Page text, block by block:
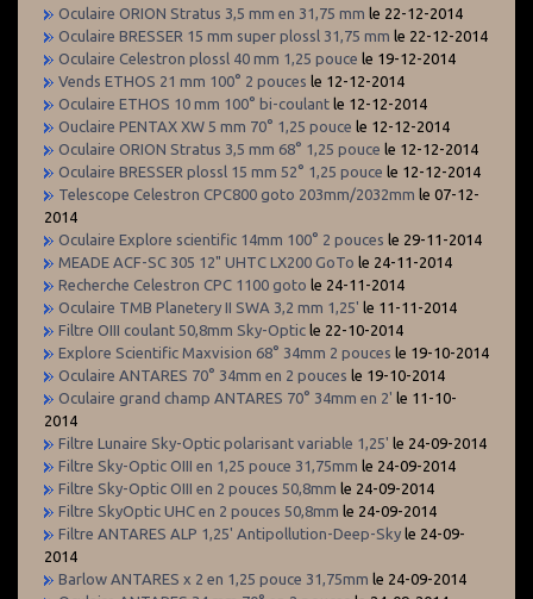
Oculaire ORION Stratus 3,5 mm en 31,75 mm le 22-12-2014
Oculaire BRESSER 15 mm super plossl 31,75 mm le 22-12-2014
Oculaire Celestron plossl 40 mm 1,25 pouce le 19-12-2014
Vends ETHOS 21 mm 100° 2 pouces le 12-12-2014
Oculaire ETHOS 10 mm 100° bi-coulant le 12-12-2014
Ouclaire PENTAX XW 5 mm 70° 1,25 pouce le 12-12-2014
Oculaire ORION Stratus 3,5 mm 68° 1,25 pouce le 12-12-2014
Oculaire BRESSER plossl 15 mm 52° 1,25 pouce le 12-12-2014
Telescope Celestron CPC800 goto 203mm/2032mm le 07-12-
2014
Oculaire Explore scientific 14mm 100° 2 pouces le 29-11-2014
MEADE ACF-SC 305 12" UHTC LX200 GoTo le 24-11-2014
Recherche Celestron CPC 1100 goto le 24-11-2014
Oculaire TMB Planetery II SWA 3,2 mm 1,25' le 11-11-2014
Filtre OIII coulant 50,8mm Sky-Optic le 22-10-2014
Explore Scientific Maxvision 68° 34mm 2 pouces le 19-10-2014
Oculaire ANTARES 70° 34mm en 2 pouces le 19-10-2014
Oculaire grand champ ANTARES 70° 34mm en 2' le 11-10-
2014
Filtre Lunaire Sky-Optic polarisant variable 1,25' le 24-09-2014
Filtre Sky-Optic OIII en 1,25 pouce 31,75mm le 24-09-2014
Filtre Sky-Optic OIII en 2 pouces 50,8mm le 24-09-2014
Filtre SkyOptic UHC en 2 pouces 50,8mm le 24-09-2014
Filtre ANTARES ALP 1,25' Antipollution-Deep-Sky le 24-09-
2014
Barlow ANTARES x 2 en 1,25 pouce 31,75mm le 24-09-2014